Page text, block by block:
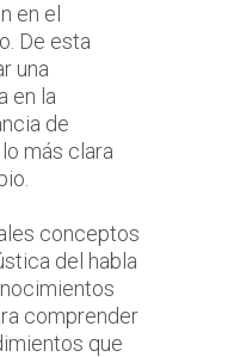
en el
De esta
una
en la
de
más clara
conceptos
del habla
comprender
que